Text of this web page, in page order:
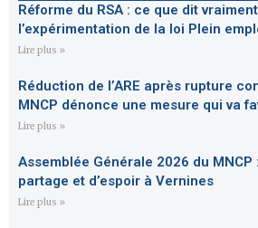
Réforme du RSA : ce que dit
l’expérimentation de la loi Plein
Lire plus »
Réduction de l’ARE après rupture
MNCP dénonce une mesure qui va
Lire plus »
Assemblée Générale 2026 du
partage et d’espoir à Vernines
Lire plus »